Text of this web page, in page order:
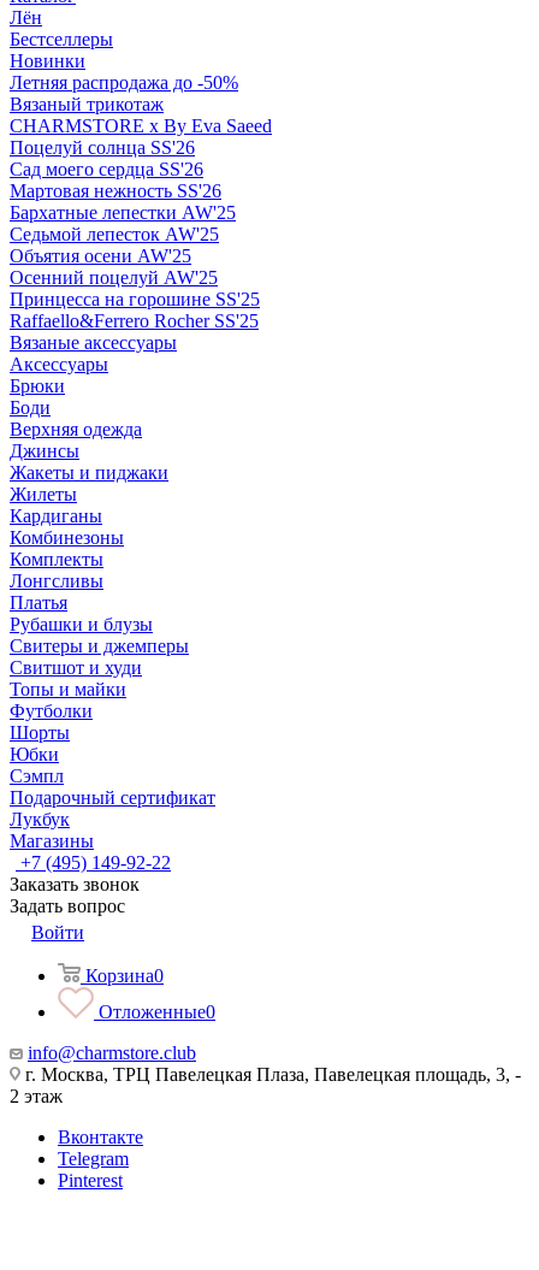
Лён
Бестселлеры
Новинки
Летняя распродажа до -50%
Вязаный трикотаж
CHARMSTORE х By Eva Saeed
Поцелуй солнца SS'26
Сад моего сердца SS'26
Мартовая нежность SS'26
Бархатные лепестки AW'25
Седьмой лепесток AW'25
Объятия осени AW'25
Осенний поцелуй AW'25
Принцесса на горошине SS'25
Raffaello&Ferrero Rocher SS'25
Вязаные аксессуары
Аксессуары
Брюки
Боди
Верхняя одежда
Джинсы
Жакеты и пиджаки
Жилеты
Кардиганы
Комбинезоны
Комплекты
Лонгсливы
Платья
Рубашки и блузы
Свитеры и джемперы
Свитшот и худи
Топы и майки
Футболки
Шорты
Юбки
Сэмпл
Подарочный сертификат
Лукбук
Магазины
+7 (495) 149-92-22
Заказать звонок
Задать вопрос
Войти
Корзина0
Отложенные0
info@charmstore.club
г. Москва, ТРЦ Павелецкая Плаза, Павелецкая площадь, 3, -
2 этаж
Вконтакте
Telegram
Pinterest